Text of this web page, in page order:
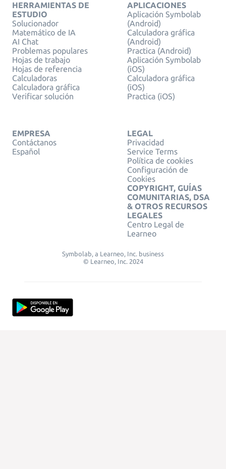
HERRAMIENTAS DE
ESTUDIO
Solucionador
Matemático de IA
AI Chat
Problemas populares
Hojas de trabajo
Hojas de referencia
Calculadoras
Calculadora gráfica
Verificar solución
APLICACIONES
Aplicación Symbolab
(Android)
Calculadora gráfica
(Android)
Practica (Android)
Aplicación Symbolab
(iOS)
Calculadora gráfica
(iOS)
Practica (iOS)
EMPRESA
Contáctanos
Español
LEGAL
Privacidad
Service Terms
Política de cookies
Configuración de
Cookies
COPYRIGHT, GUÍAS
COMUNITARIAS, DSA
& OTROS RECURSOS
LEGALES
Centro Legal de
Learneo
Symbolab, a Learneo, Inc. business
© Learneo, Inc. 2024